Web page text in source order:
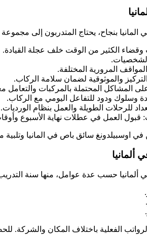
بنجاح، يحتاج المتدربون إلى
الكثير من الوقت خلف عجلة القيادة.
المرورية المختلفة.
والموثوقية لضمان سلامة الركاب.
المشاكل المحتملة بالمركبات
وسلوك ودود للتفاعل اليومي مع الركاب.
للرحلات الطويلة والعمل بنظام الورديات.
قبول العمل في عطلات نهاية الأسبوع
اوسبيلدونغ سائق باص في المانيا
ألمانيا
حسب عدة عوامل، منها سنة
الرواتب الفعلية باختلاف المكان